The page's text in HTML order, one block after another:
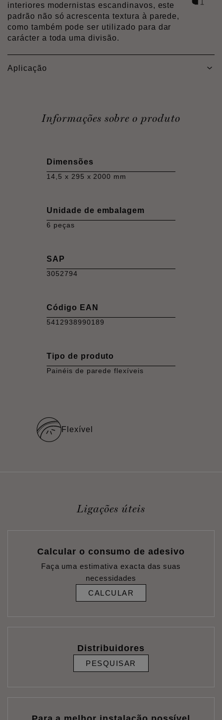
interiores modernistas escandinavos, este
padrão não só acrescenta textura à parede,
como também pode ser utilizado para dar
carácter a toda uma divisão.
Aplicação
Informações sobre o produto
Dimensões
14,5 x 295 x 2000 mm
Unidade de embalagem
6 peças
SAP
3052794
Código EAN
5412938990189
Tipo de produto
Painéis de parede flexíveis
Flexível
Ligações úteis
Calcular o consumo de adesivo
Faça uma estimativa exacta das suas
necessidades
CALCULAR
Distribuidores
PESQUISAR